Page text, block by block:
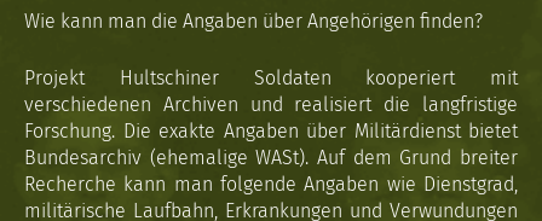
Wie kann man die Angaben über Angehörigen finden?
Projekt Hultschiner Soldaten kooperiert mit
verschiedenen Archiven und realisiert die langfristige
Forschung. Die exakte Angaben über Militärdienst bietet
Bundesarchiv (ehemalige WASt). Auf dem Grund breiter
Recherche kann man folgende Angaben wie Dienstgrad,
militärische Laufbahn, Erkrankungen und Verwundungen